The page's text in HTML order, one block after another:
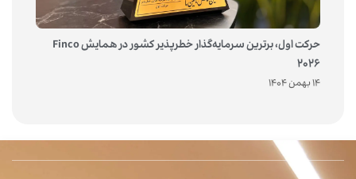
حرکت اول، برترین سرمایه‌گذار خطرپذیر کشور در همایش Finco
2026
14 بهمن 1404